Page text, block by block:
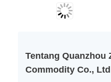
Tentang Quanzhou
Commodity Co., Ltd